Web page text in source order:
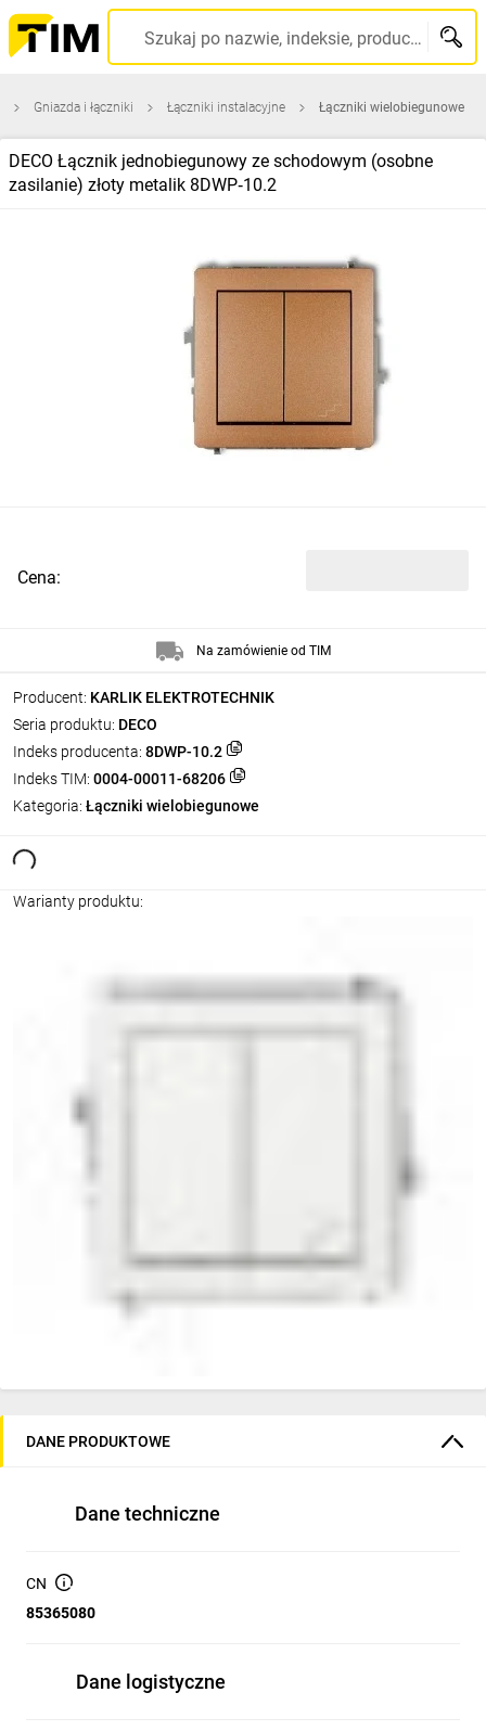
Szukaj po nazwie, indeksie, producencie, kodzie kreskowym...
Gniazda i łączniki Łączniki instalacyjne Łączniki wielobiegunowe
DECO Łącznik jednobiegunowy ze schodowym (osobne
zasilanie) złoty metalik 8DWP‑10.2
Producent: KARLIK ELEKTROTECHNIK
Seria produktu: DECO
Indeks producenta: 8DWP-10.2
Indeks TIM: 0004-00011-68206
Kategoria: Łączniki wielobiegunowe
Warianty produktu:
Cena:
Na zamówienie od TIM
DANE PRODUKTOWE
Dane techniczne
CN
85365080
Dane logistyczne